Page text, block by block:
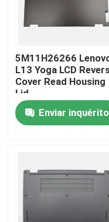
Excursão da fábrica
Controle da
Contacte-nos
Substituição do
Substituição do
5M11H26266
L13 Yoga LCD
Cover Read Housing
Lid
Enviar inquérito